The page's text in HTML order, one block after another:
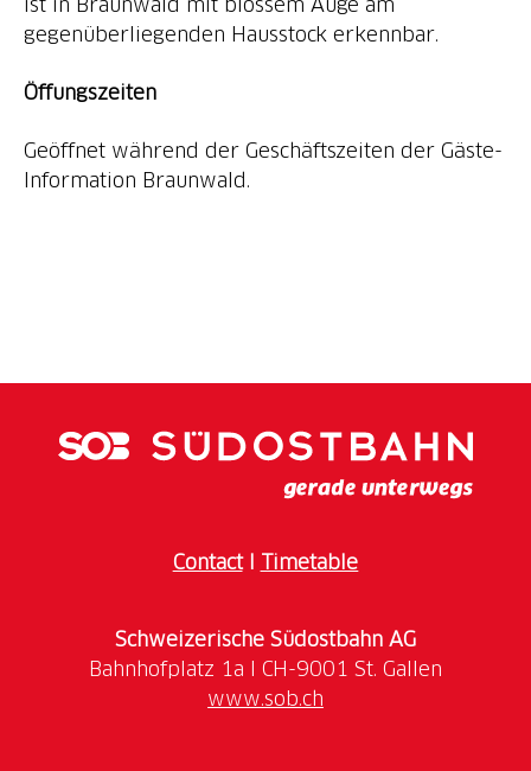
gegenüberliegenden Hausstock erkennbar.
Öffungszeiten
Geöffnet während der Geschäftszeiten der Gäste-
Information Braunwald.
ContactI Timetable
Schweizerische Südostbahn AG
www.sob.ch